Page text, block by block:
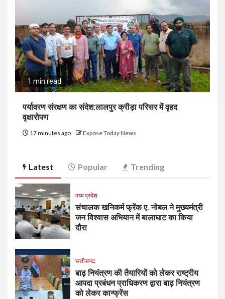
1 min read
पर्यावरण संरक्षण का संदेश:लालपुर क्रीड़ा परिसर में वृहद
वृक्षारोपण
17 minutes ago Expose Today News
Latest Popular Trending
मध्य प्रदेश
संचालक खनिकर्म फ्रेंक ए. नोबल ने मुख्यमंत्री
जन विश्वास अभियान में बालाघाट का किया
दौरा
छत्तीसगढ
बाढ़ नियंत्रण की तैयारियों को लेकर राष्ट्रीय
आपदा प्रबंधन प्राधिकरण द्वारा बाढ़ नियंत्रण
को लेकर कान्फ्रेंस